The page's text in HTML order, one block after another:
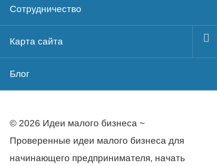
Сотрудничество
Карта сайта
Блог
© 2026 Идеи малого бизнеса ~
Проверенные идеи малого бизнеса для
начинающего предпринимателя, начать